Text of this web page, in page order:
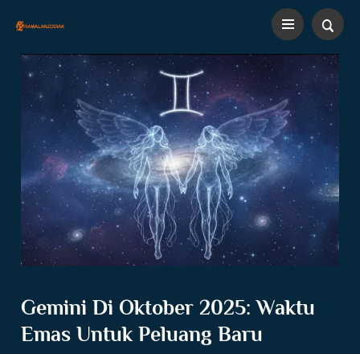
Gemini Di Oktober 2025: Waktu
Emas Untuk Peluang Baru